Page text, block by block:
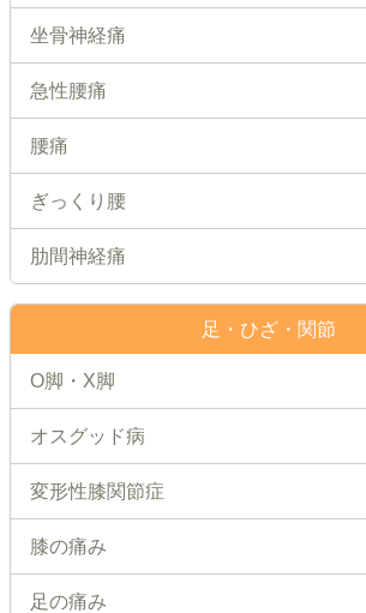
坐骨神経痛
急性腰痛
腰痛
ぎっくり腰
肋間神経痛
足・ひざ・関節
O脚・X脚
オスグッド病
変形性膝関節症
膝の痛み
足の痛み